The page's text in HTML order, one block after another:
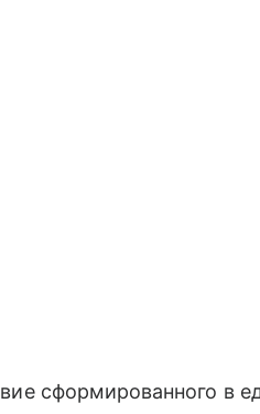
сформированного в